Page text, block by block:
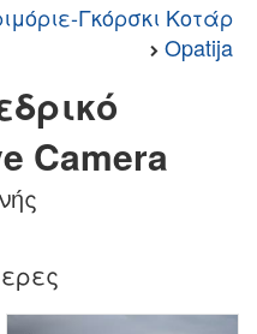
Γκόρσκι Κοτάρ
Opatija
Camera